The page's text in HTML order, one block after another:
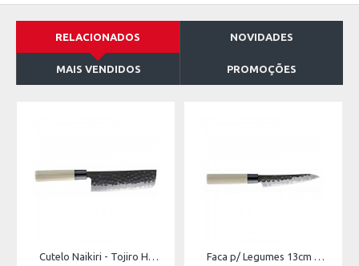
RELACIONADOS NOVIDADES
MAIS VENDIDOS PROMOÇÕES
Cutelo Naikiri - Tojiro Hammered Finish Faca p/ Legumes 13cm - Tojiro Hammered Finish